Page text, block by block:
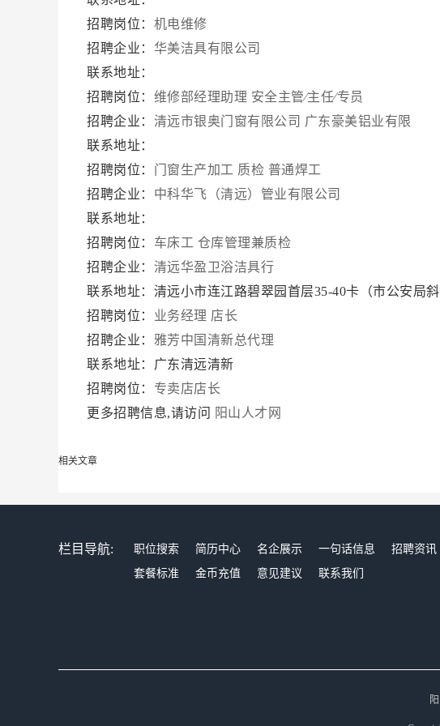
招聘岗位： 机电维修
招聘企业： 华美洁具有限公司
联系地址：
招聘岗位： 维修部经理助理 安全主管∕主任∕专员
招聘企业： 清远市银奥门窗有限公司 广东豪美铝业有限
联系地址：
招聘岗位： 门窗生产加工 质检 普通焊工
招聘企业： 中科华飞（清远）管业有限公司
联系地址：
招聘岗位： 车床工 仓库管理兼质检
招聘企业： 清远华盈卫浴洁具行
联系地址：清远小市连江路碧翠园首层35-40卡（市公安局斜
招聘岗位： 业务经理 店长
招聘企业： 雅芳中国清新总代理
联系地址：广东清远清新
招聘岗位： 专卖店店长
更多招聘信息,请访问
阳山人才网
相关文章
栏目导航: 职位搜索 简历中心 名企展示 一句话信息 招聘资讯
套餐标准
金币充值 意见建议 联系我们